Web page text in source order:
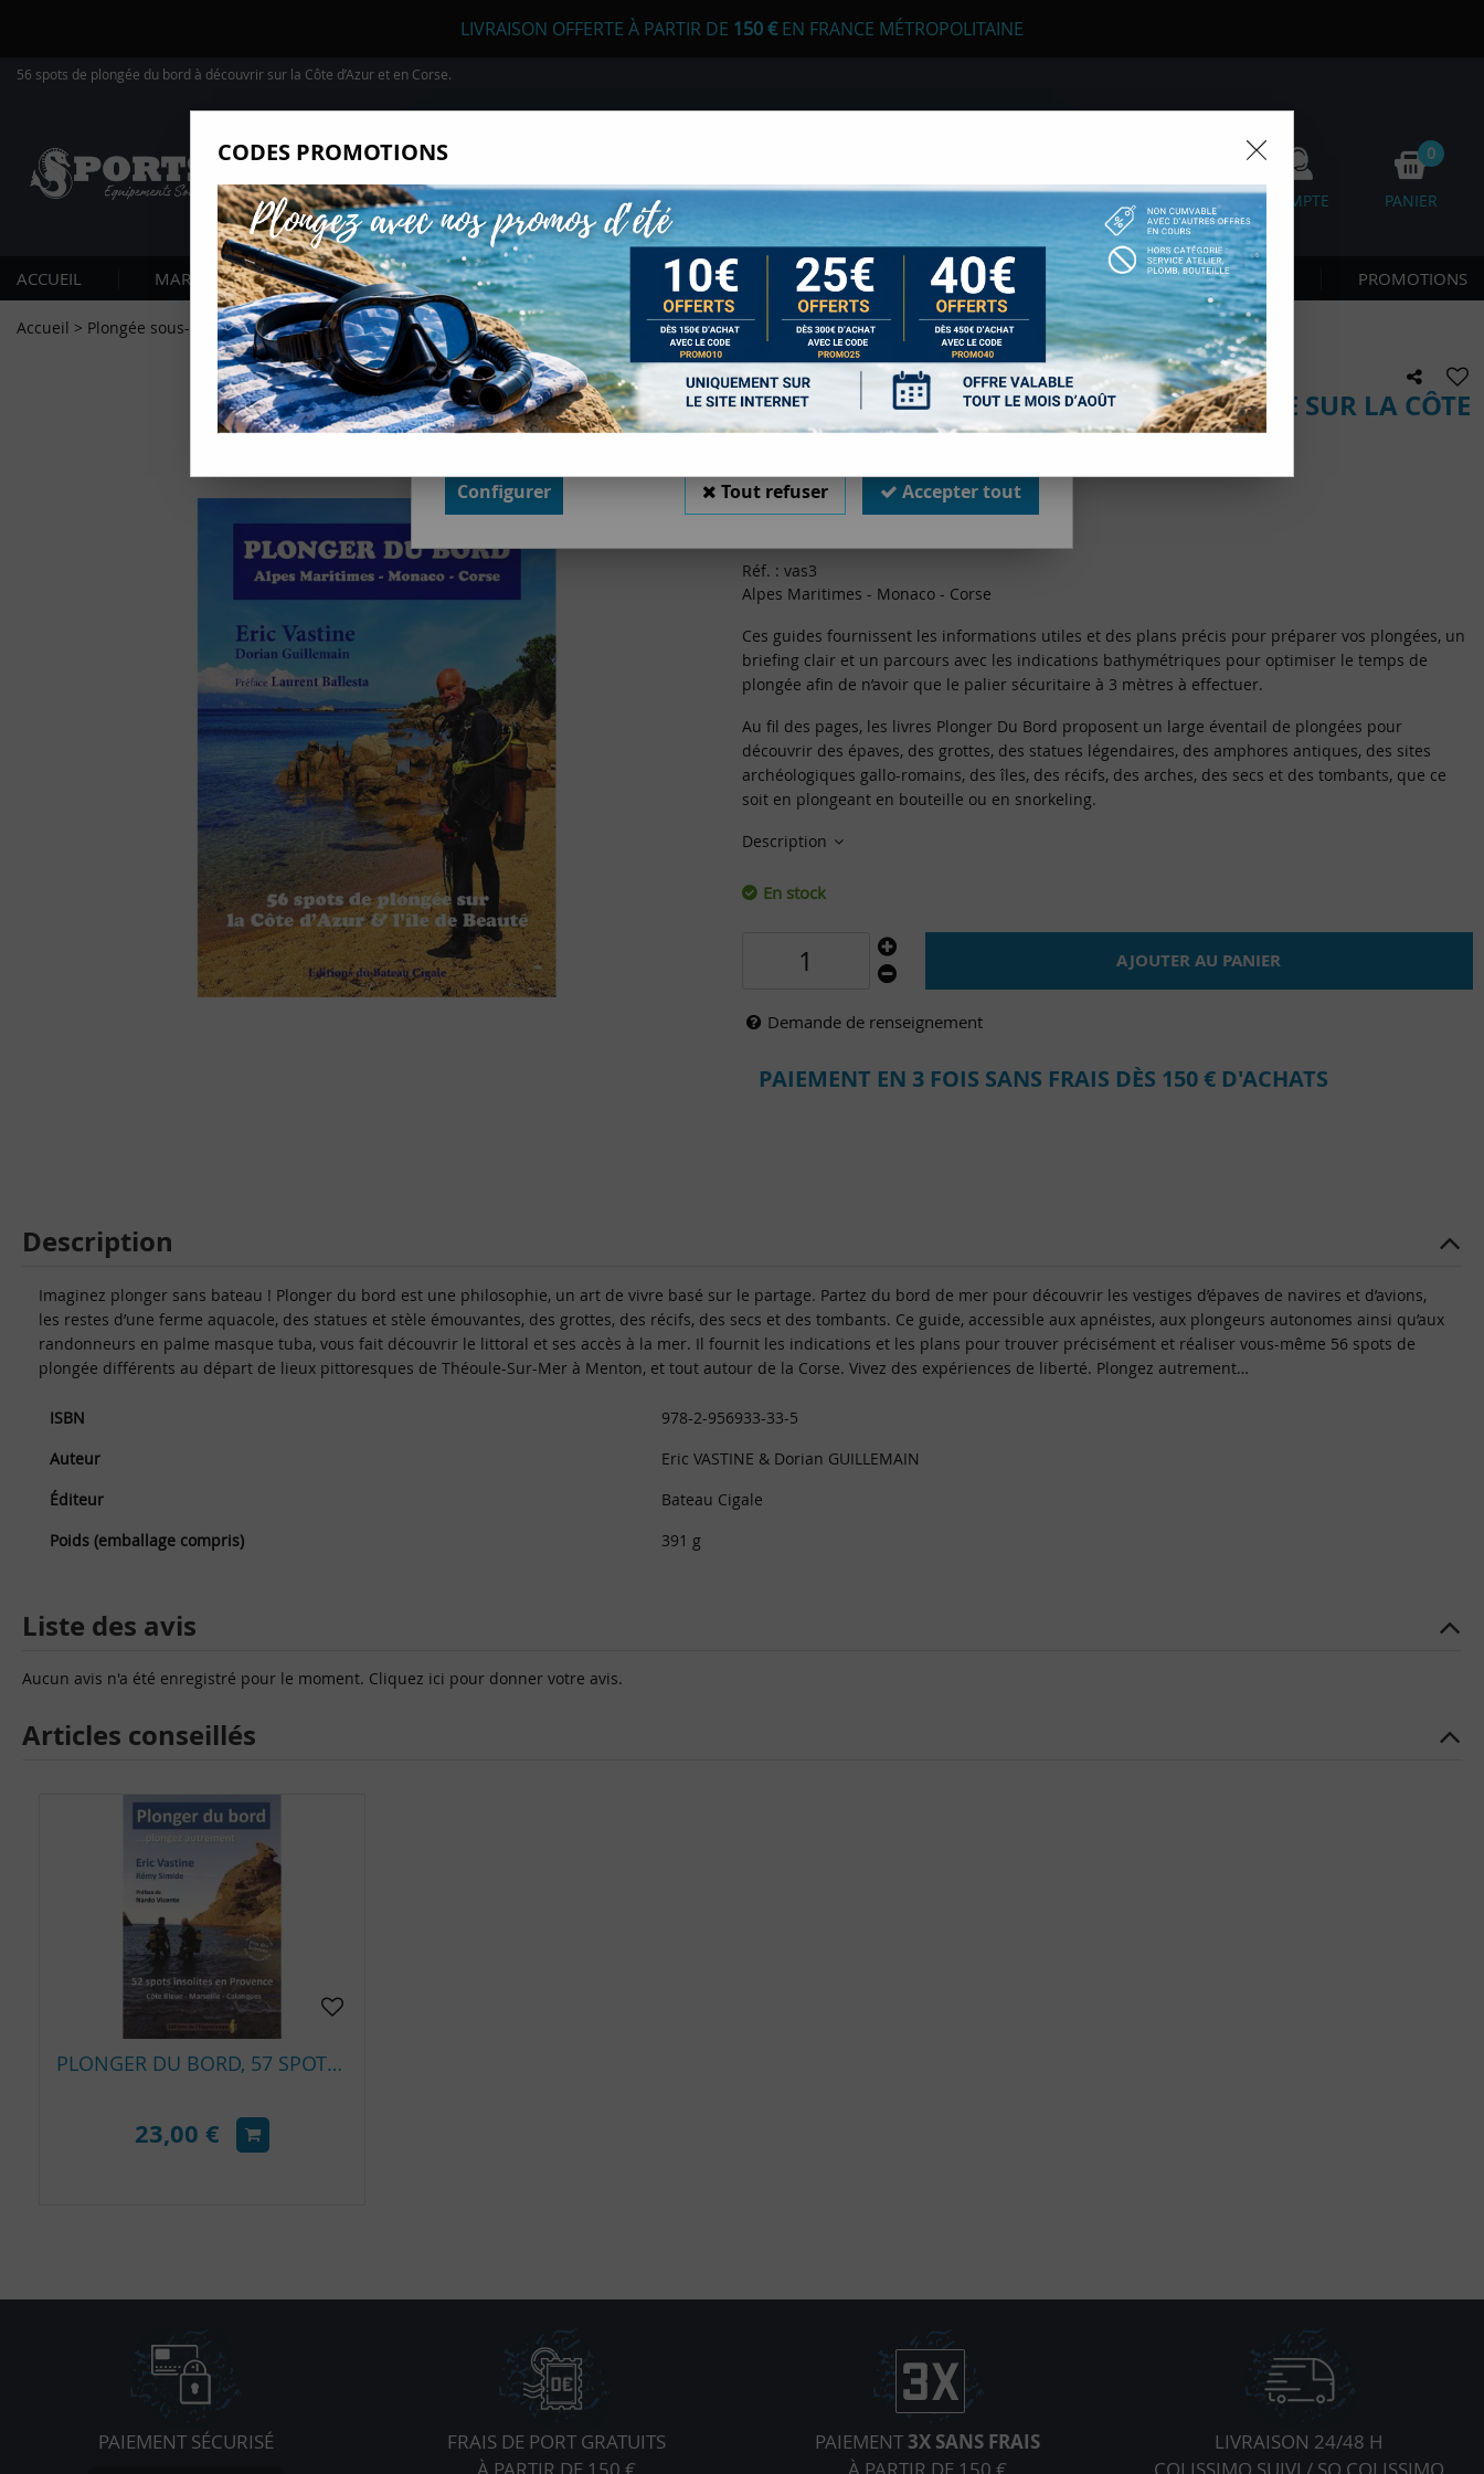
LIVRAISON OFFERTE À PARTIR DE 150 €EN FRANCE MÉTROPOLITAINE
56 spots de plongée du bord à découvrir sur la Côte d’Azur et en Corse.
FAVORIS COMPTE
0
PANIER
ACCUEIL MARQUES PLONGÉE SOUS-MARINE APNÉE CHASSE SOUS-MARINE LONGE CÔTE & NAGE NOUVEAUTÉS PROMOTIONS
Accueil > Plongée sous-marine >Librairie >Plonger du bord, 56 spots de plongée sur la Côte d’Azur et l’île de Beauté
PLONGER DU BORD, 56 SPOTS DE PLONGÉE SUR LA CÔTE
D’AZUR ET L’ÎLE DE BEAUTÉ
23,00€TTC
Réf. : vas3
Alpes Maritimes - Monaco - Corse
Ces guides fournissent les informations utiles et des plans précis pour préparer vos plongées, un
briefing clair et un parcours avec les indications bathymétriques pour optimiser le temps de
plongée afin de n’avoir que le palier sécuritaire à 3 mètres à effectuer.
Au fil des pages, les livres Plonger Du Bord proposent un large éventail de plongées pour
découvrir des épaves, des grottes, des statues légendaires, des amphores antiques, des sites
archéologiques gallo-romains, des îles, des récifs, des arches, des secs et des tombants, que ce
soit en plongeant en bouteille ou en snorkeling.
Description
En stock
AJOUTER AU PANIER
Demande de renseignement
PAIEMENT EN 3 FOIS SANS FRAIS DÈS 150 € D'ACHATS
Description
Imaginez plonger sans bateau ! Plonger du bord est une philosophie, un art de vivre basé sur le partage. Partez du bord de mer pour découvrir les vestiges d’épaves de navires et d’avions,
les restes d’une ferme aquacole, des statues et stèle émouvantes, des grottes, des récifs, des secs et des tombants. Ce guide, accessible aux apnéistes, aux plongeurs autonomes ainsi qu’aux
randonneurs en palme masque tuba, vous fait découvrir le littoral et ses accès à la mer. Il fournit les indications et les plans pour trouver précisément et réaliser vous-même 56 spots de
plongée différents au départ de lieux pittoresques de Théoule-Sur-Mer à Menton, et tout autour de la Corse. Vivez des expériences de liberté. Plongez autrement…
ISBN
978-2-956933-33-5
Auteur
Eric VASTINE & Dorian GUILLEMAIN
Éditeur
Bateau Cigale
Poids (emballage compris)
391 g
Liste des avis
Aucun avis n'a été enregistré pour le moment. Cliquez ici pour donner votre avis.
Articles conseillés
PLONGER DU BORD, 57 SPOTS DE PLONGÉE EN PROVENCE
23,00 €
PAIEMENT SÉCURISÉ
FRAIS DE PORT GRATUITS
À PARTIR DE 150 €
PAIEMENT3X SANS FRAIS
À PARTIR DE 150 €
LIVRAISON 24/48 H
COLISSIMO SUIVI / SO COLISSIMO
Nous autorisez-vous à utiliser vos cookies ?
Ils nous seront utiles pour :
Améliorer l'interface et les fonctionnalités du site
Mesurer les campagnes marketing et proposer des mises à jour sur nos
produits
Gérer l'authentification et surveiller les erreurs techniques
Certains cookies sont nécessaires à des fins techniques, ils sont donc dispensés de consentement. D'autres,
non obligatoires, peuvent être utilisés pour la personnalisation des annonces et du contenu, la mesure des
annonces et du contenu, la connaissance de l'audience et le développement de produits, les données de
géolocalisation précises et l'identification par le balayage de l'appareil, le stockage et/ou l'accès aux
informations sur un appareil. Si vous donnez votre consentement, celui-ci sera valable sur l’ensemble des sous-
domaines de Sports Med. Vous disposez de la possibilité de retirer votre consentement à tout moment en
cliquant sur le widget en bas à droite de la page. Pour en savoir plus, consulter notre politique de cookie.
Configurer Tout refuser Accepter tout
CODES PROMOTIONS